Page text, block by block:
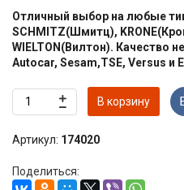
Отличный выбор на любые
SCHMITZ(Шмитц),
WIELTON(Вилтон). Качество
Autocar, Sesam,TSE, Versus и
В корзину
Артикул: 174020
Поделиться: